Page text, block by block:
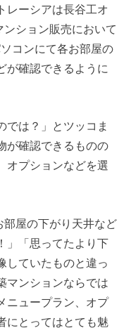
レーシアは長谷工オ
ション販売において
コンにて各お部屋の
が確認できるように
では？」とツッコま
が確認できるものの
オプションなどを選
屋の下がり天井など
」「思ってたより下
していたものと違っ
マンションならでは
ニュープラン、オプ
にとってはとても魅